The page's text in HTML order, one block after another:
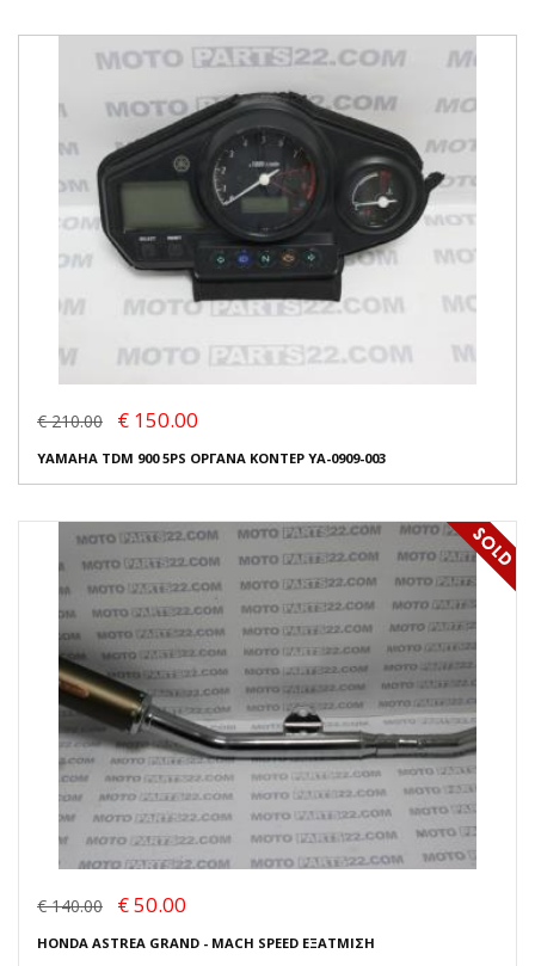
€ 210.00 € 150.00
YAMAHA TDM 900 5PS ΟΡΓΑΝΑ ΚΟΝΤΕΡ YA-0909-003
€ 140.00 € 50.00
HONDA ASTREA GRAND - MACH SPEED ΕΞΑΤΜΙΣΗ